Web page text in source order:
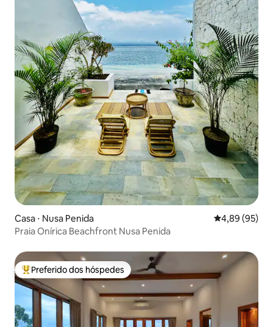
Casa ⋅ Nusa Penida 4,89 de uma
4,89 (95)
Praia Onírica Beachfront Nusa Penida
Entre os melhores preferidos dos hóspedes
Preferido dos hóspedes